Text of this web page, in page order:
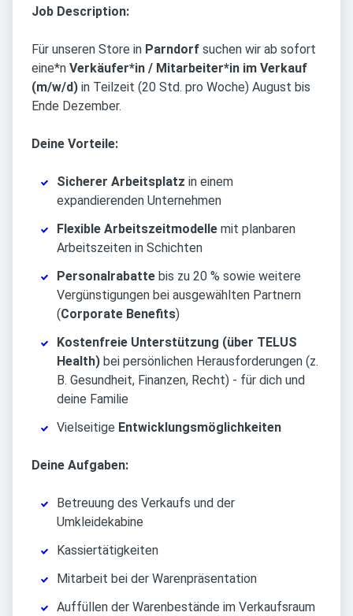
Job Description:
Für unseren Store in Parndorf suchen wir ab sofort
eine*n Verkäufer*in / Mitarbeiter*in im Verkauf
(m/w/d) in Teilzeit (20 Std. pro Woche) August bis
Ende Dezember.
Deine Vorteile:
Sicherer Arbeitsplatz in einem
expandierenden Unternehmen
Flexible Arbeitszeitmodelle mit planbaren
Arbeitszeiten in Schichten
Personalrabatte bis zu 20 % sowie weitere
Vergünstigungen bei ausgewählten Partnern
(Corporate Benefits)
Kostenfreie Unterstützung (über TELUS
Health) bei persönlichen Herausforderungen (z.
B. Gesundheit, Finanzen, Recht) - für dich und
deine Familie
Vielseitige Entwicklungsmöglichkeiten
Deine Aufgaben:
Betreuung des Verkaufs und der
Umkleidekabine
Kassiertätigkeiten
Mitarbeit bei der Warenpräsentation
Auffüllen der Warenbestände im Verkaufsraum